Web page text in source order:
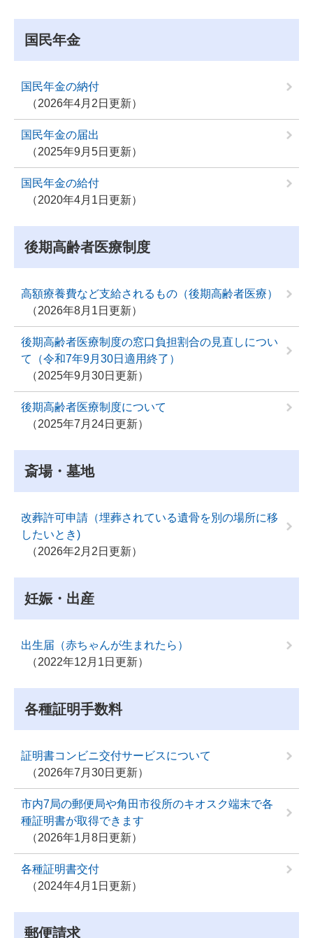
国民年金
国民年金の納付
2026年4月2日更新
国民年金の届出
2025年9月5日更新
国民年金の給付
2020年4月1日更新
後期高齢者医療制度
高額療養費など支給されるもの（後期高齢者医療）
2026年8月1日更新
後期高齢者医療制度の窓口負担割合の見直しについ
て（令和7年9月30日適用終了）
2025年9月30日更新
後期高齢者医療制度について
2025年7月24日更新
斎場・墓地
改葬許可申請（埋葬されている遺骨を別の場所に移
したいとき)
2026年2月2日更新
妊娠・出産
出生届（赤ちゃんが生まれたら）
2022年12月1日更新
各種証明手数料
証明書コンビニ交付サービスについて
2026年7月30日更新
市内7局の郵便局や角田市役所のキオスク端末で各
種証明書が取得できます
2026年1月8日更新
各種証明書交付
2024年4月1日更新
郵便請求